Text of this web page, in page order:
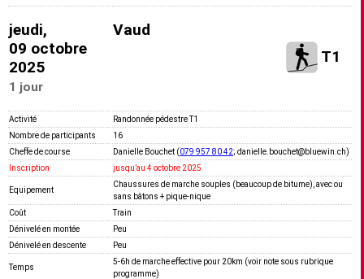
jeudi,
09 octobre
2025
1 jour
Vaud
T1
Activité
Randonnée pédestre T1
Nombre de participants
16
Cheffe de course
Danielle Bouchet (079 957 80 42; danielle.bouchet@bluewin.ch)
Inscription
jusquʼau 4 octobre 2025
Equipement
Chaussures de marche souples (beaucoup de bitume), avec ou
sans bâtons + pique-nique
Coût
Train
Dénivelé en montée
Peu
Dénivelé en descente
Peu
Temps
5-6h de marche effective pour 20km (voir note sous rubrique
programme)